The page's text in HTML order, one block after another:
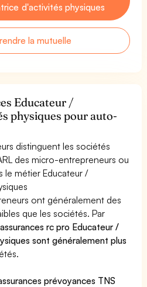
d'activités physiques
la mutuelle
Educateur /
physiques pour auto-
distinguent les sociétés
des micro-entrepreneurs ou
le métier Educateur /
ont généralement des
que les sociétés. Par
rc pro Educateur /
sont généralement plus
prévoyances TNS